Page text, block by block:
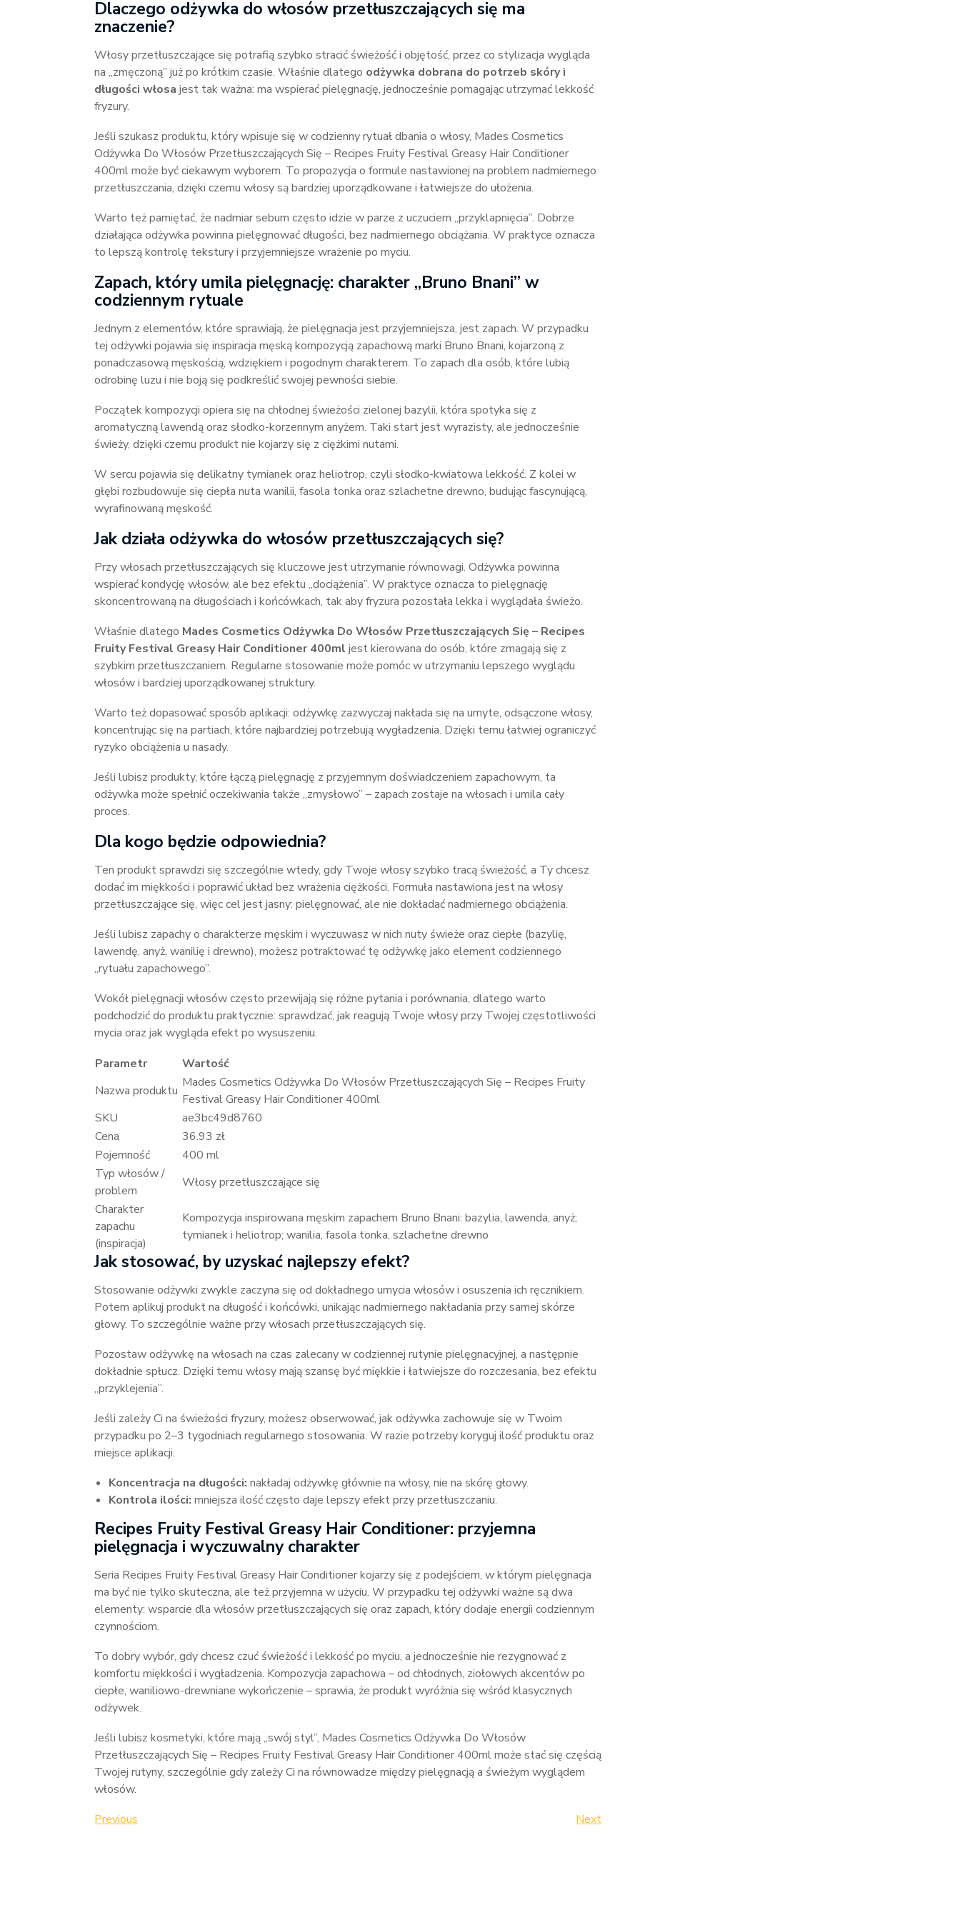
Dlaczego odżywka do włosów przetłuszczających się ma
znaczenie?
Włosy przetłuszczające się potrafią szybko stracić świeżość i objętość, przez co stylizacja wygląda
na „zmęczoną” już po krótkim czasie. Właśnie dlatego odżywka dobrana do potrzeb skóry i
długości włosa jest tak ważna: ma wspierać pielęgnację, jednocześnie pomagając utrzymać lekkość
fryzury.
Jeśli szukasz produktu, który wpisuje się w codzienny rytuał dbania o włosy, Mades Cosmetics
Odżywka Do Włosów Przetłuszczających Się – Recipes Fruity Festival Greasy Hair Conditioner
400ml może być ciekawym wyborem. To propozycja o formule nastawionej na problem nadmiernego
przetłuszczania, dzięki czemu włosy są bardziej uporządkowane i łatwiejsze do ułożenia.
Warto też pamiętać, że nadmiar sebum często idzie w parze z uczuciem „przyklapnięcia”. Dobrze
działająca odżywka powinna pielęgnować długości, bez nadmiernego obciążania. W praktyce oznacza
to lepszą kontrolę tekstury i przyjemniejsze wrażenie po myciu.
Zapach, który umila pielęgnację: charakter „Bruno Bnani” w
codziennym rytuale
Jednym z elementów, które sprawiają, że pielęgnacja jest przyjemniejsza, jest zapach. W przypadku
tej odżywki pojawia się inspiracja męską kompozycją zapachową marki Bruno Bnani, kojarzoną z
ponadczasową męskością, wdziękiem i pogodnym charakterem. To zapach dla osób, które lubią
odrobinę luzu i nie boją się podkreślić swojej pewności siebie.
Początek kompozycji opiera się na chłodnej świeżości zielonej bazylii, która spotyka się z
aromatyczną lawendą oraz słodko-korzennym anyżem. Taki start jest wyrazisty, ale jednocześnie
świeży, dzięki czemu produkt nie kojarzy się z ciężkimi nutami.
W sercu pojawia się delikatny tymianek oraz heliotrop, czyli słodko-kwiatowa lekkość. Z kolei w
głębi rozbudowuje się ciepła nuta wanilii, fasola tonka oraz szlachetne drewno, budując fascynującą,
wyrafinowaną męskość.
Jak działa odżywka do włosów przetłuszczających się?
Przy włosach przetłuszczających się kluczowe jest utrzymanie równowagi. Odżywka powinna
wspierać kondycję włosów, ale bez efektu „dociążenia”. W praktyce oznacza to pielęgnację
skoncentrowaną na długościach i końcówkach, tak aby fryzura pozostała lekka i wyglądała świeżo.
Właśnie dlatego Mades Cosmetics Odżywka Do Włosów Przetłuszczających Się – Recipes
Fruity Festival Greasy Hair Conditioner 400ml jest kierowana do osób, które zmagają się z
szybkim przetłuszczaniem. Regularne stosowanie może pomóc w utrzymaniu lepszego wyglądu
włosów i bardziej uporządkowanej struktury.
Warto też dopasować sposób aplikacji: odżywkę zazwyczaj nakłada się na umyte, odsączone włosy,
koncentrując się na partiach, które najbardziej potrzebują wygładzenia. Dzięki temu łatwiej ograniczyć
ryzyko obciążenia u nasady.
Jeśli lubisz produkty, które łączą pielęgnację z przyjemnym doświadczeniem zapachowym, ta
odżywka może spełnić oczekiwania także „zmysłowo” – zapach zostaje na włosach i umila cały
proces.
Dla kogo będzie odpowiednia?
Ten produkt sprawdzi się szczególnie wtedy, gdy Twoje włosy szybko tracą świeżość, a Ty chcesz
dodać im miękkości i poprawić układ bez wrażenia ciężkości. Formuła nastawiona jest na włosy
przetłuszczające się, więc cel jest jasny: pielęgnować, ale nie dokładać nadmiernego obciążenia.
Jeśli lubisz zapachy o charakterze męskim i wyczuwasz w nich nuty świeże oraz ciepłe (bazylię,
lawendę, anyż, wanilię i drewno), możesz potraktować tę odżywkę jako element codziennego
„rytuału zapachowego”.
Wokół pielęgnacji włosów często przewijają się różne pytania i porównania, dlatego warto
podchodzić do produktu praktycznie: sprawdzać, jak reagują Twoje włosy przy Twojej częstotliwości
mycia oraz jak wygląda efekt po wysuszeniu.
Parametr
Wartość
Nazwa produktu
Mades Cosmetics Odżywka Do Włosów Przetłuszczających Się – Recipes Fruity
Festival Greasy Hair Conditioner 400ml
SKU
ae3bc49d8760
Cena
36.93 zł
Pojemność
400 ml
Typ włosów /
problem
Włosy przetłuszczające się
Charakter
zapachu
(inspiracja)
Kompozycja inspirowana męskim zapachem Bruno Bnani: bazylia, lawenda, anyż;
tymianek i heliotrop; wanilia, fasola tonka, szlachetne drewno
Jak stosować, by uzyskać najlepszy efekt?
Stosowanie odżywki zwykle zaczyna się od dokładnego umycia włosów i osuszenia ich ręcznikiem.
Potem aplikuj produkt na długość i końcówki, unikając nadmiernego nakładania przy samej skórze
głowy. To szczególnie ważne przy włosach przetłuszczających się.
Pozostaw odżywkę na włosach na czas zalecany w codziennej rutynie pielęgnacyjnej, a następnie
dokładnie spłucz. Dzięki temu włosy mają szansę być miękkie i łatwiejsze do rozczesania, bez efektu
„przyklejenia”.
Jeśli zależy Ci na świeżości fryzury, możesz obserwować, jak odżywka zachowuje się w Twoim
przypadku po 2–3 tygodniach regularnego stosowania. W razie potrzeby koryguj ilość produktu oraz
miejsce aplikacji.
Koncentracja na długości: nakładaj odżywkę głównie na włosy, nie na skórę głowy.
Kontrola ilości: mniejsza ilość często daje lepszy efekt przy przetłuszczaniu.
Recipes Fruity Festival Greasy Hair Conditioner: przyjemna
pielęgnacja i wyczuwalny charakter
Seria Recipes Fruity Festival Greasy Hair Conditioner kojarzy się z podejściem, w którym pielęgnacja
ma być nie tylko skuteczna, ale też przyjemna w użyciu. W przypadku tej odżywki ważne są dwa
elementy: wsparcie dla włosów przetłuszczających się oraz zapach, który dodaje energii codziennym
czynnościom.
To dobry wybór, gdy chcesz czuć świeżość i lekkość po myciu, a jednocześnie nie rezygnować z
komfortu miękkości i wygładzenia. Kompozycja zapachowa – od chłodnych, ziołowych akcentów po
ciepłe, waniliowo-drewniane wykończenie – sprawia, że produkt wyróżnia się wśród klasycznych
odżywek.
Jeśli lubisz kosmetyki, które mają „swój styl”, Mades Cosmetics Odżywka Do Włosów
Przetłuszczających Się – Recipes Fruity Festival Greasy Hair Conditioner 400ml może stać się częścią
Twojej rutyny, szczególnie gdy zależy Ci na równowadze między pielęgnacją a świeżym wyglądem
włosów.
Nawigacja
Previous
Previous
Next
Next